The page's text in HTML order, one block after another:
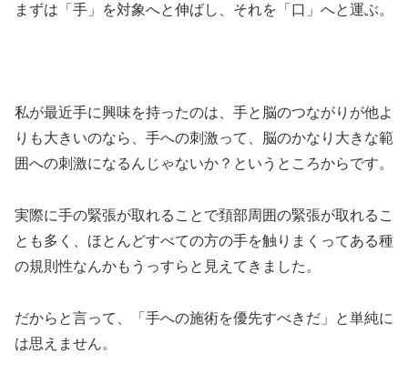
まずは「手」を対象へと伸ばし、それを「口」へと運ぶ。
私が最近手に興味を持ったのは、手と脳のつながりが他よ
りも大きいのなら、手への刺激って、脳のかなり大きな範
囲への刺激になるんじゃないか？というところからです。
実際に手の緊張が取れることで頚部周囲の緊張が取れるこ
とも多く、ほとんどすべての方の手を触りまくってある種
の規則性なんかもうっすらと見えてきました。
だからと言って、「手への施術を優先すべきだ」と単純に
は思えません。